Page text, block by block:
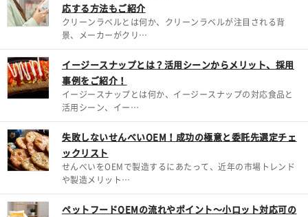
応する方法もご紹介
クリーンラベルとは何か、クリーンラベルが注目される背
景、メーカーがクリ…
イージースナップとは？活用シーンからメリット、採用
事例をご紹介！
イージースナップとは何か、イージースナップの対応食品と
活用シーン、イー…
失敗しないせんべいOEM！成功の極意と委託先選定チェ
ックリスト
せんべいをOEMで製造するにあたって、近年の市場トレンド
や製造メリット…
ペットフードOEMの流れやポイント～小ロット対応可の